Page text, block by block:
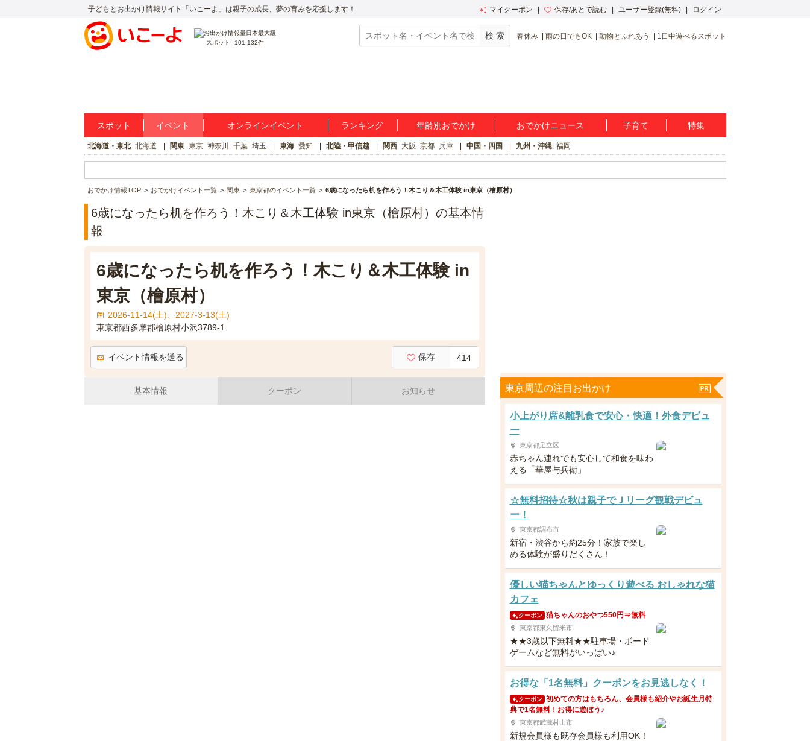
子どもとお出かけ情報サイト「いこーよ」は親子の成長、夢の育みを応援します！ マイクーポン 保存/あとで読む ユーザー登録(無料) ログイン
スポット 101,132件
春休み 雨の日でもOK 動物とふれあう 1日中遊べるスポット
スポット イベント オンラインイベント ランキング 年齢別おでかけ おでかけニュース 子育て 特集
北海道・東北 北海道 関東 東京 神奈川 千葉 埼玉 東海 愛知 北陸・甲信越 関西 大阪 京都 兵庫 中国・四国 九州・沖縄 福岡
おでかけ情報TOP おでかけイベント一覧 関東 東京都のイベント一覧 6歳になったら机を作ろう！木こり＆木工体験 in東京（檜原村）
6歳になったら机を作ろう！木こり＆木工体験 in東京（檜原村）の基本情
報
6歳になったら机を作ろう！木こり＆木工体験 in
東京（檜原村）
2026-11-14(土)、2027-3-13(土)
東京都西多摩郡檜原村小沢3789-1
イベント情報を送る 保存 414
基本情報 クーポン お知らせ 東京周辺の注目お出かけ
小上がり席&離乳食で安心・快適！外食デビュ
ー
東京都足立区
赤ちゃん連れでも安心して和食を味わ
える「華屋与兵衛」
☆無料招待☆秋は親子でＪリーグ観戦デビュ
ー！
東京都調布市
新宿・渋谷から約25分！家族で楽し
める体験が盛りだくさん！
優しい猫ちゃんとゆっくり遊べる おしゃれな猫
カフェ
クーポン 猫ちゃんのおやつ550円⇒無料
東京都東久留米市
★★3歳以下無料★★駐車場・ボード
ゲームなど無料がいっぱい♪
お得な「1名無料」クーポンをお見逃しなく！
クーポン 初めての方はもちろん、会員様も紹介やお誕生月特
典で1名無料！お得に遊ぼう♪
東京都武蔵村山市
新規会員様も既存会員様も利用OK！